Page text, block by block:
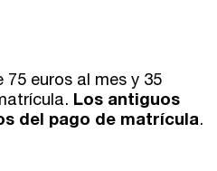
75 euros al mes y 35
Los antiguos
del pago de matrícula.